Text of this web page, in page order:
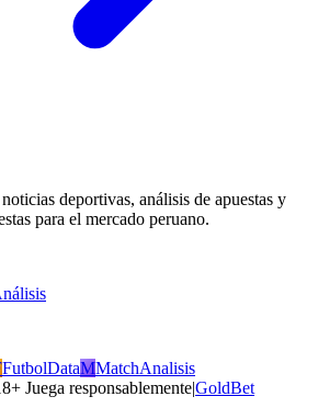
deportivas, análisis de apuestas y
para el mercado peruano.
FutbolDataMMatchAnalisis
Juega responsablemente|GoldBet